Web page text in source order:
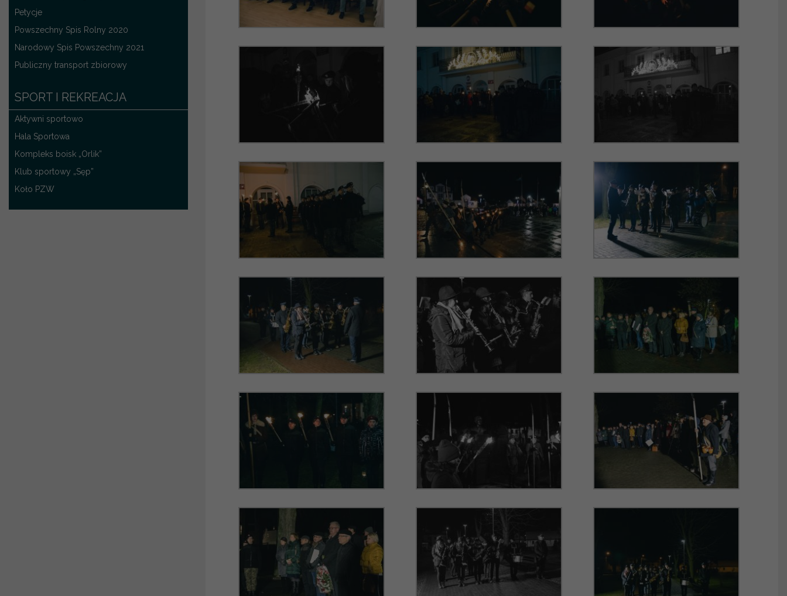
Petycje
Powszechny Spis Rolny 2020
Narodowy Spis Powszechny 2021
Publiczny transport zbiorowy
SPORT I REKREACJA
Aktywni sportowo
Hala Sportowa
Kompleks boisk „Orlik”
Klub sportowy „Sęp”
Koło PZW